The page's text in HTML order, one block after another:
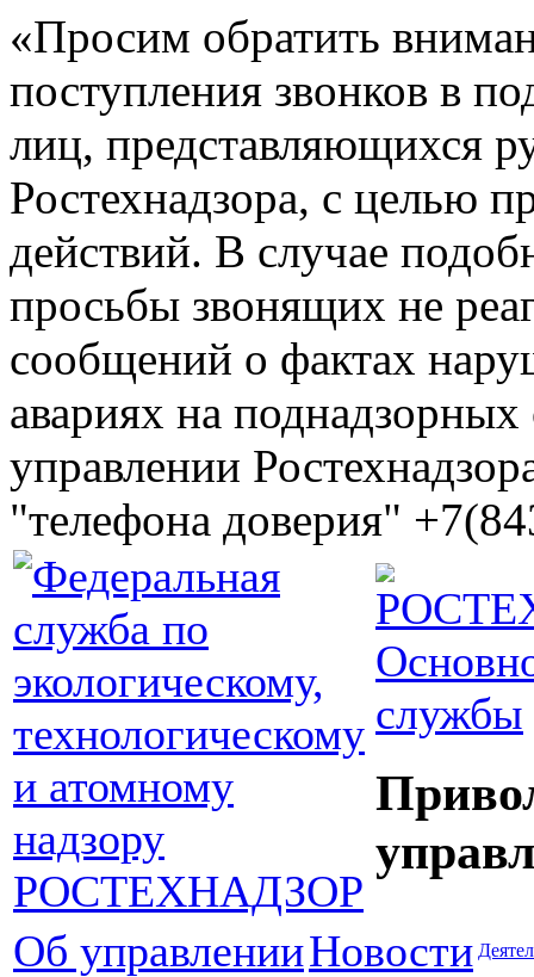
«Просим обратить
поступления звонков в
лиц, представляющихся
Ростехнадзора, с целью
действий. В случае
просьбы звонящих не
сообщений о фактах
авариях на
управлении
"телефона доверия"
службы
Об управленииНовости